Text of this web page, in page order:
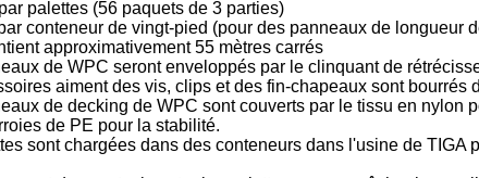
palettes (56 paquets de 3 parties)
conteneur de vingt-pied (pour des panneaux de longueur
approximativement 55 mètres carrés
de WPC seront enveloppés par le clinquant de
aiment des vis, clips et des fin-chapeaux sont bourrés
de decking de WPC sont couverts par le tissu en nylon
de PE pour la stabilité.
sont chargées dans des conteneurs dans l'usine de